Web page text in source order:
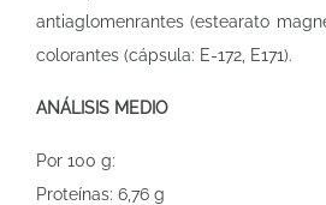
antiaglomenrantes (estearato
colorantes (cápsula: E-172, E171).
ANÁLISIS MEDIO
Por 100 g:
Proteínas: 6,76 g